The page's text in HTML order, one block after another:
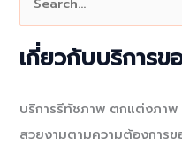
r
เกี่ยวกับบริการข
บริการรีทัชภาพ ตกแต่งภา
สวยงามตามความต้องการข